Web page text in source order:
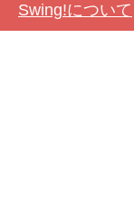
Swing!について